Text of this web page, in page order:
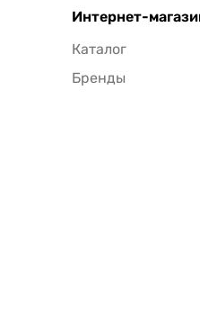
Интернет-
Каталог
Бренды